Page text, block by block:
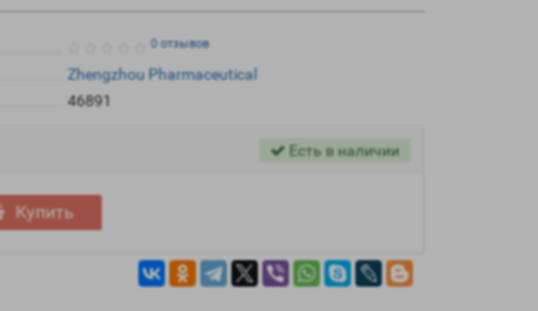
0 отзывов
Zhengzhou Pharmaceutical
46891
Есть в наличии
Купить